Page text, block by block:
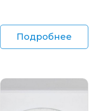
Подробнее